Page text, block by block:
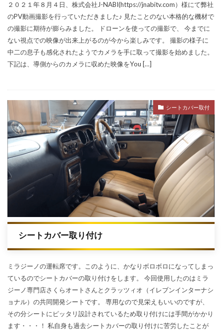
２０２１年８月４日、株式会社J-NABI(https://jnabitv.com）様にて弊社
のPV動画撮影を行っていただきました♪ 見たことのない本格的な機材で
の撮影に期待が膨らみました。 ドローンを使っての撮影で、 今までに
ない視点での映像が出来上がるのが今から楽しみです。 撮影の様子に
中二の息子も感化されたようでカメラを手に取って撮影を始めました。
下記は、導側からのカメラに収めた映像をYou […]
シートカバー取付
シートカバー取り付け
ミラジーノの運転席です。このように、かなりボロボロになってしまっ
ているのでシートカバーの取り付けをします。 今回使用したのはミラ
ジーノ専門店さくらオートさんとクラッツィオ（イレブンインターナシ
ョナル）の共同開発シートです。 専用なので見栄えもいいのですが、
その分シートにピッタリ設計されているため取り付けには手間がかかり
ます・・・！ 私自身も過去シートカバーの取り付けに苦労したことが